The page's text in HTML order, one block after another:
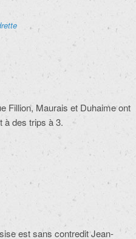
Fillion, Maurais et Duhaime ont
à des trips à 3.
est sans contredit Jean-